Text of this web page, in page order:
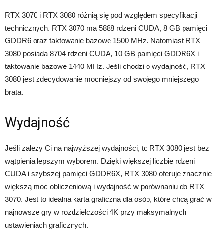
RTX 3070 i RTX 3080 różnią się pod względem specyfikacji
technicznych. RTX 3070 ma 5888 rdzeni CUDA, 8 GB pamięci
GDDR6 oraz taktowanie bazowe 1500 MHz. Natomiast RTX
3080 posiada 8704 rdzeni CUDA, 10 GB pamięci GDDR6X i
taktowanie bazowe 1440 MHz. Jeśli chodzi o wydajność, RTX
3080 jest zdecydowanie mocniejszy od swojego mniejszego
brata.
Wydajność
Jeśli zależy Ci na najwyższej wydajności, to RTX 3080 jest bez
wątpienia lepszym wyborem. Dzięki większej liczbie rdzeni
CUDA i szybszej pamięci GDDR6X, RTX 3080 oferuje znacznie
większą moc obliczeniową i wydajność w porównaniu do RTX
3070. Jest to idealna karta graficzna dla osób, które chcą grać w
najnowsze gry w rozdzielczości 4K przy maksymalnych
ustawieniach graficznych.